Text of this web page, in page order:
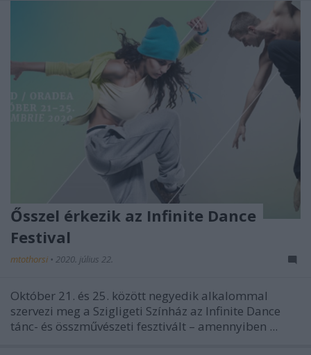
Ősszel érkezik az Infinite Dance
Festival
mtothorsi • 2020. július 22.
Október 21. és 25. között negyedik alkalommal
szervezi meg a Szigligeti Színház az Infinite Dance
tánc- és összművészeti fesztivált – amennyiben ...